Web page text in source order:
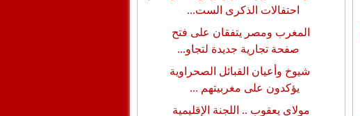
احتفالات الذكرى الست...
المغرب ومصر يتفقان على فتح
صفحة تجارية جديدة لتجاو...
شيوخ وأعيان القبائل الصحراوية
يؤكدون على مغربيتهم ...
مولاي يعقوب .. اللجنة الإقليمية